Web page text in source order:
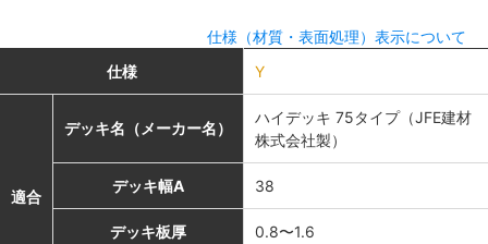
仕様（材質・表面処理）表示について
仕様
Y
適合
デッキ名（メーカー名）
ハイデッキ 75タイプ（JFE建材
株式会社製）
デッキ幅A 38
デッキ板厚 0.8〜1.6